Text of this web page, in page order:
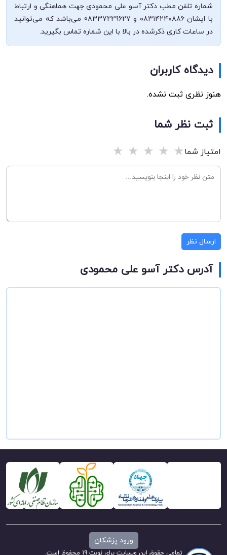
شماره تلفن مطب دکتر آسو علی محمودی جهت هماهنگی و ارتباط
با ایشان ۰۸۳۱۴۲۴۰۸۸۶ و 08337229627 می‌باشد که می‌توانید
در ساعات کاری ذکرشده در بالا با این شماره تماس بگیرید.
دیدگاه کاربران
هنوز نظری ثبت نشده.
ثبت نظر شما
امتیاز شما★
★
★
★
★
ارسال نظر
آدرس دکتر آسو علی محمودی
ورود پزشکان
تمامی حقوق این وبسایت برای نوبت 19 محفوظ است.